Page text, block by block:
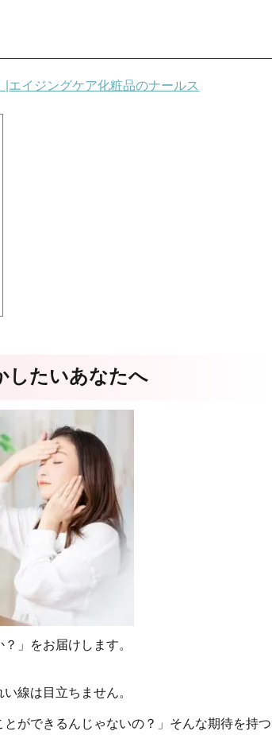
エイジングケア化粧品のナールス
したいあなたへ
」をお届けします。
線は目立ちません。
とができるんじゃないの？」そんな期待を持つ